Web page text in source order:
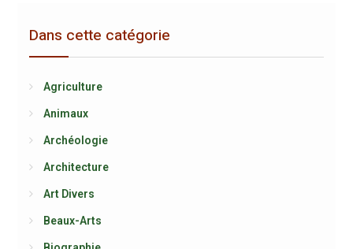
Dans cette catégorie
Agriculture
Animaux
Archéologie
Architecture
Art Divers
Beaux-Arts